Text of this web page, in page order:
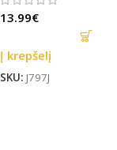
13.99€
Į krepšelį
SKU: J797J